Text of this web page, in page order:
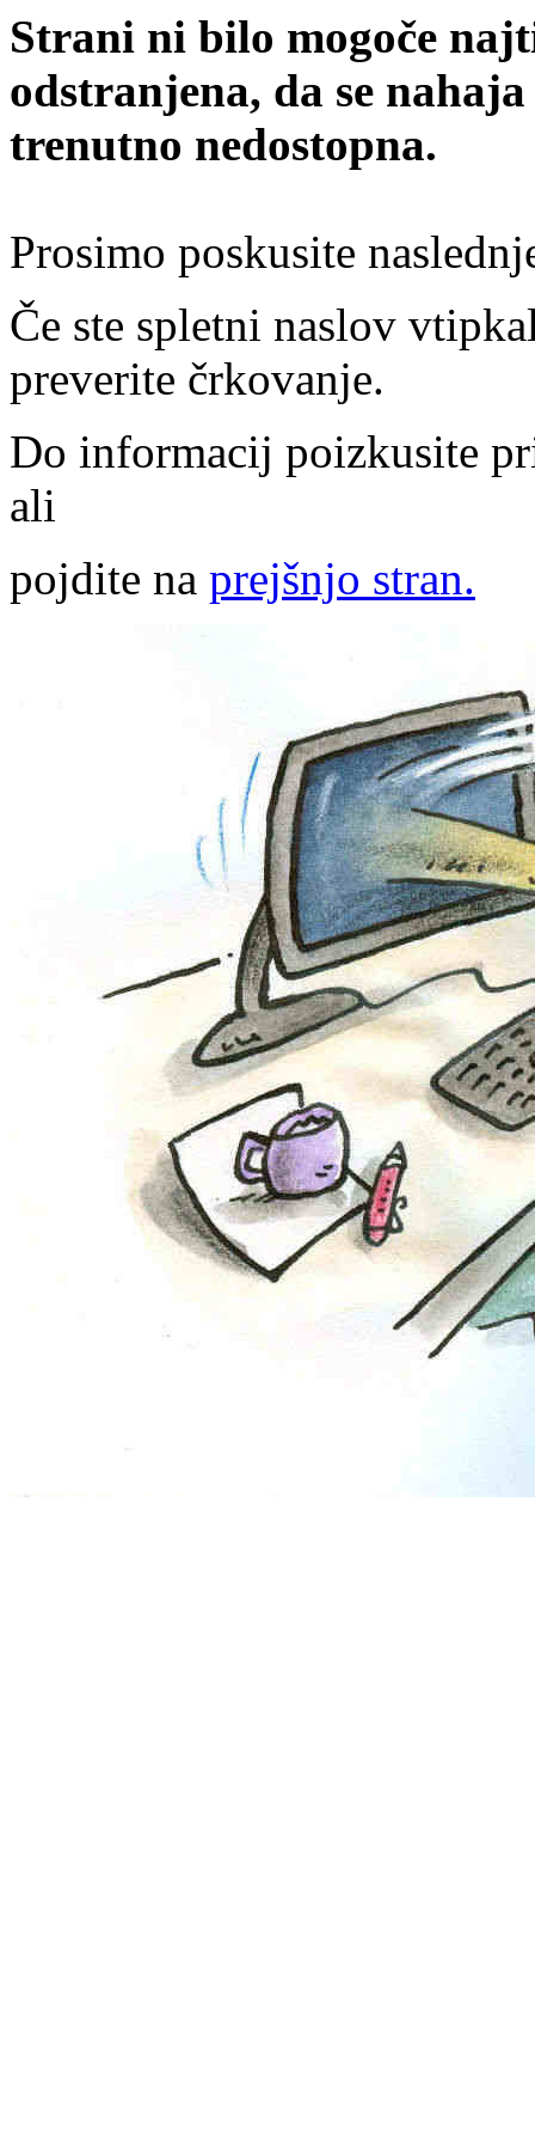
Strani ni bilo mogoče
odstranjena, da se
trenutno nedostopna.
Prosimo poskusite
Če ste spletni naslov
preverite črkovanje.
Do informacij poizkusite
ali
pojdite na prejšnjo stran.